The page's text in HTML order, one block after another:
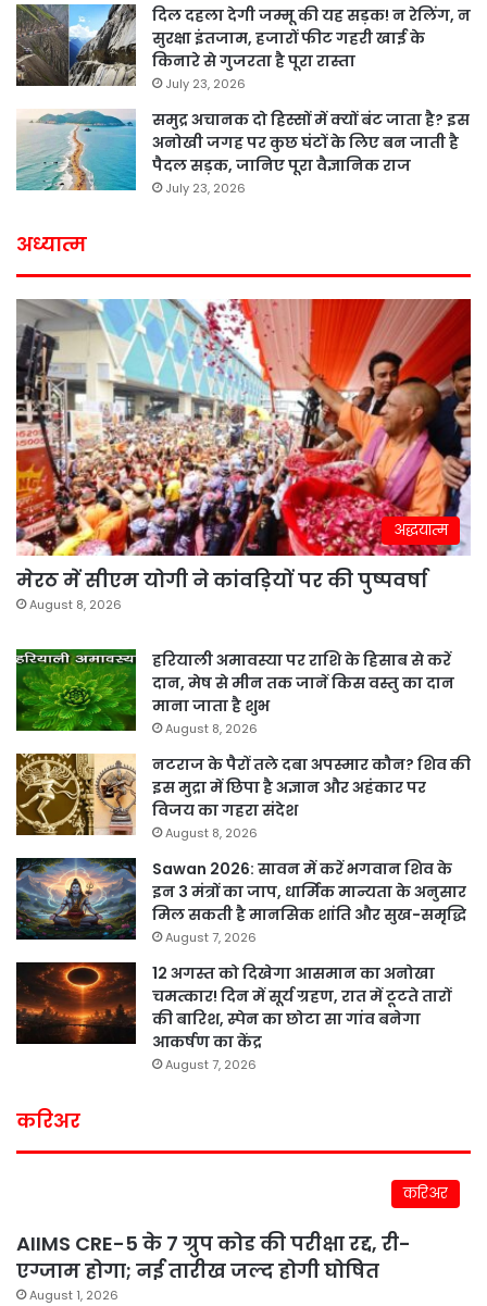
दिल दहला देगी जम्मू की यह सड़क! न रेलिंग, न
सुरक्षा इंतजाम, हजारों फीट गहरी खाई के
किनारे से गुजरता है पूरा रास्ता
July 23, 2026
समुद्र अचानक दो हिस्सों में क्यों बंट जाता है? इस
अनोखी जगह पर कुछ घंटों के लिए बन जाती है
पैदल सड़क, जानिए पूरा वैज्ञानिक राज
July 23, 2026
अध्यात्म
अद्धयात्म
मेरठ में सीएम योगी ने कांवड़ियों पर की पुष्पवर्षा
August 8, 2026
हरियाली अमावस्या पर राशि के हिसाब से करें
दान, मेष से मीन तक जानें किस वस्तु का दान
माना जाता है शुभ
August 8, 2026
नटराज के पैरों तले दबा अपस्मार कौन? शिव की
इस मुद्रा में छिपा है अज्ञान और अहंकार पर
विजय का गहरा संदेश
August 8, 2026
Sawan 2026: सावन में करें भगवान शिव के
इन 3 मंत्रों का जाप, धार्मिक मान्यता के अनुसार
मिल सकती है मानसिक शांति और सुख-समृद्धि
August 7, 2026
12 अगस्त को दिखेगा आसमान का अनोखा
चमत्कार! दिन में सूर्य ग्रहण, रात में टूटते तारों
की बारिश, स्पेन का छोटा सा गांव बनेगा
आकर्षण का केंद्र
August 7, 2026
करिअर
करिअर
AIIMS CRE-5 के 7 ग्रुप कोड की परीक्षा रद्द, री-
एग्जाम होगा; नई तारीख जल्द होगी घोषित
August 1, 2026